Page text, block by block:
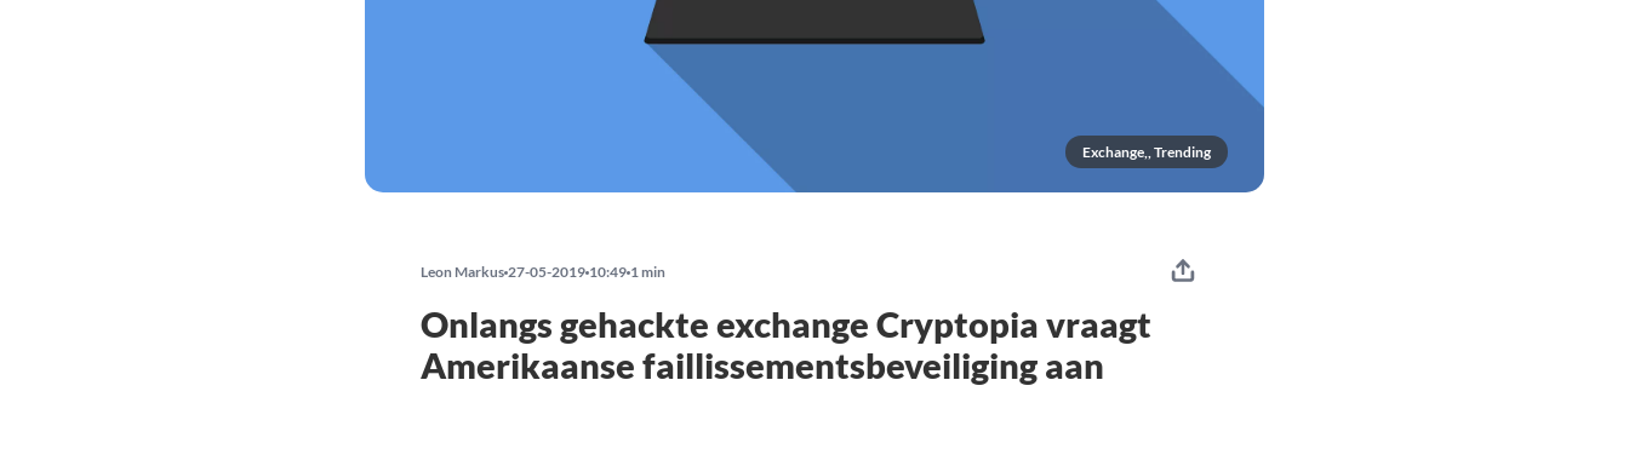
Exchange,, Trending
Leon Markus 27-05-2019 10:49 1 min
Onlangs gehackte exchange Cryptopia vraagt
Amerikaanse faillissementsbeveiliging aan